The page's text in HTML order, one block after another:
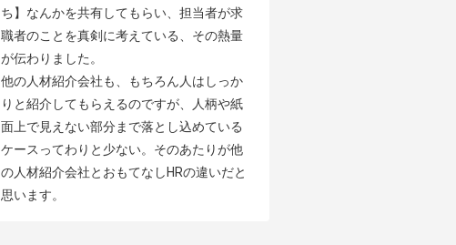
ち】なんかを共有してもらい、担当者が求
職者のことを真剣に考えている、その熱量
が伝わりました。
他の人材紹介会社も、もちろん人はしっか
りと紹介してもらえるのですが、人柄や紙
面上で見えない部分まで落とし込めている
ケースってわりと少ない。そのあたりが他
の人材紹介会社とおもてなしHRの違いだと
思います。